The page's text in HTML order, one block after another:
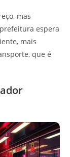
mas
espera
mais
que é